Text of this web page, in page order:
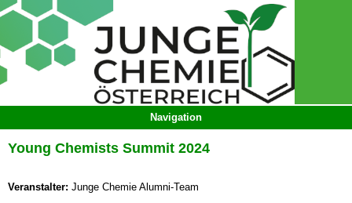
Young Chemists Summit 2024
Veranstalter: Junge Chemie Alumni-Team